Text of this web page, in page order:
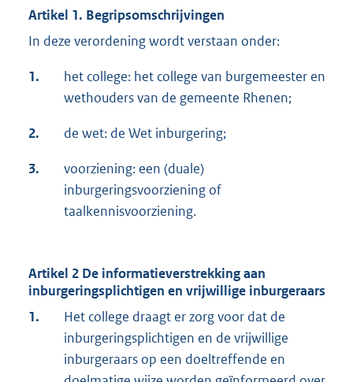
Artikel 1. Begripsomschrijvingen
In deze verordening wordt verstaan onder:
1.
het college: het college van burgemeester en
wethouders van de gemeente Rhenen;
2. de wet: de Wet inburgering;
3.
voorziening: een (duale)
inburgeringsvoorziening of
taalkennisvoorziening.
Artikel 2 De informatieverstrekking aan
inburgeringsplichtigen en vrijwillige inburgeraars
1.
Het college draagt er zorg voor dat de
inburgeringsplichtigen en de vrijwillige
inburgeraars op een doeltreffende en